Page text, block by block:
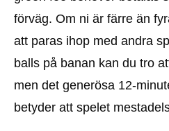
förväg. Om ni är färre än
att paras ihop med andra
balls på banan kan du tro
men det generösa 12-
betyder att spelet